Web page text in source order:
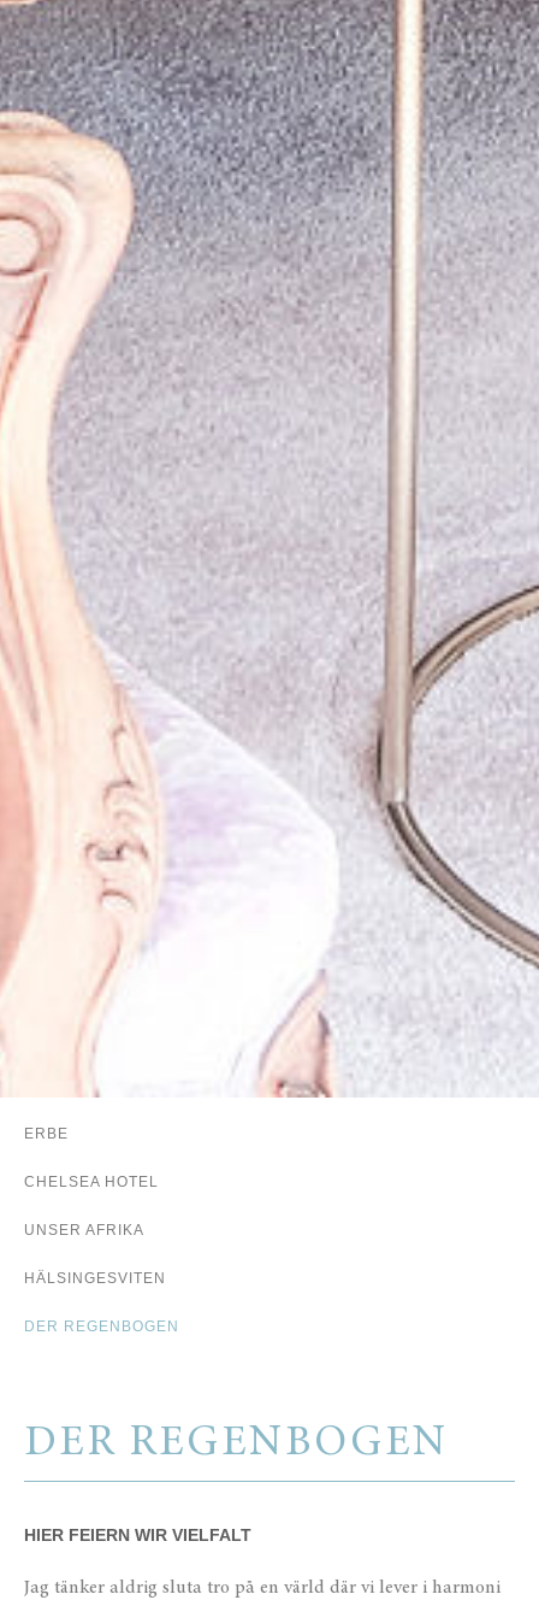
ERBE
CHELSEA HOTEL
UNSER AFRIKA
HÄLSINGESVITEN
DER REGENBOGEN
DER REGENBOGEN
HIER FEIERN WIR VIELFALT
Jag tänker aldrig sluta tro på en värld där vi lever i harmoni